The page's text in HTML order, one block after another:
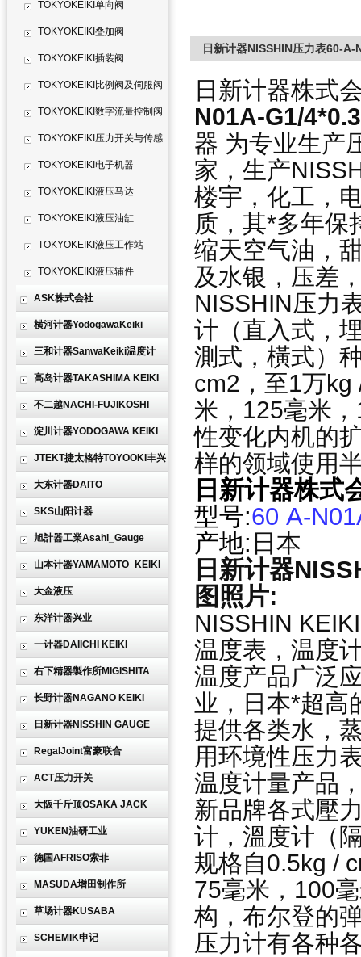
TOKYOKEIKI单向阀
TOKYOKEIKI叠加阀
TOKYOKEIKI插装阀
TOKYOKEIKI比例阀及伺服阀
TOKYOKEIKI数字流量控制阀
TOKYOKEIKI压力开关与传感
器 TOKYOKEIKI电子机器
TOKYOKEIKI液压马达
TOKYOKEIKI液压油缸
TOKYOKEIKI液压工作站
TOKYOKEIKI液压辅件
ASK株式会社
横河计器YodogawaKeiki
三和计器SanwaKeiki温度计
高岛计器TAKASHIMA KEIKI
不二越NACHI-FUJIKOSHI
淀川计器YODOGAWA KEIKI
JTEKT捷太格特TOYOOKI丰兴
大东计器DAITO
SKS山阳计器
旭計器工業Asahi_Gauge
山本计器YAMAMOTO_KEIKI
大金液压
东洋计器兴业
一计器DAIICHI KEIKI
右下精器製作所MIGISHITA
长野计器NAGANO KEIKI
日新计器NISSHIN GAUGE
RegalJoint富豪联合
ACT压力开关
大阪千斤顶OSAKA JACK
YUKEN油研工业
德国AFRISO索菲
MASUDA增田制作所
草场计器KUSABA
SCHEMIK申记
日新计器NISSHIN压力表60-
日新计器株式
N01A-G1/
器 为专业生产
家，生产
楼宇，化工，
质，其*多年保
缩天空气油，
及水银，压差
NISSHIN压力
计（直入式，
測式，橫式）
cm2，至1万kg
米，125毫米
性变化内机的
样的领域使用
日新计器株
型号:60 A-
产地: 日本
日新计器
图照片:
NISSHIN
温度表，温度
温度产品广泛
业，日本*超高
提供各类水，
用环境性压力
温度计量产品
新品牌各式壓
计，溫度计（
规格自0.5kg /
75毫米，100
构，布尔登的
压力计有各种